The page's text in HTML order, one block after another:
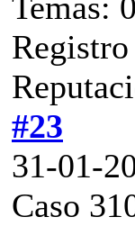
#23
31-01-
Caso